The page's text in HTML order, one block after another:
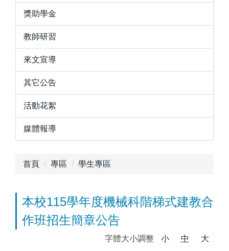
獎助學金
教師研習
來文宣導
其它公告
活動花絮
媒體報導
首頁 專區 學生專區
本校115學年度機械科階梯式建教合
作班招生簡章公告
字體大小調整 小 中
大